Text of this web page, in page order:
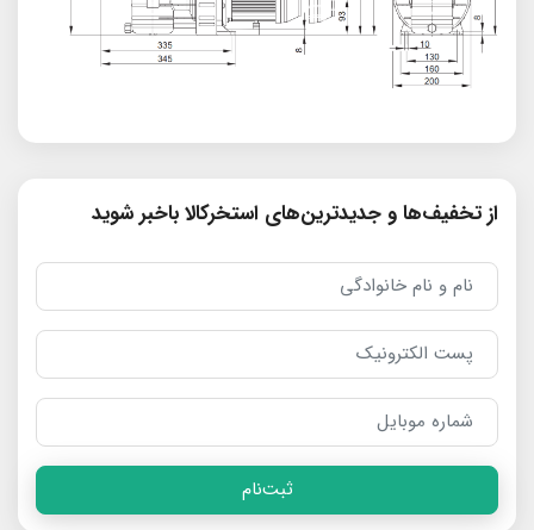
از تخفیف‌ها و جدیدترین‌های استخرکالا باخبر شوید
ثبت‌نام